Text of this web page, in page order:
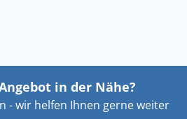
in der Nähe?
- wir helfen Ihnen gerne weiter